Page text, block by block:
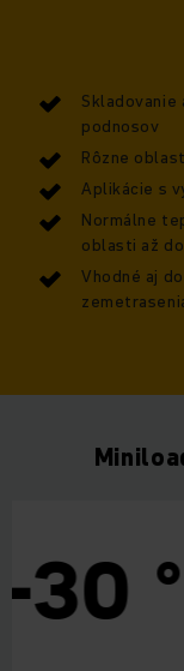
Skladovanie
podnosov
Rôzne
Aplikácie s
Normálne
oblasti až
Vhodné aj
°C